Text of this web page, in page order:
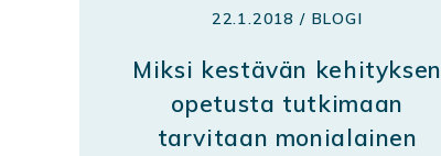
22.1.2018 / BLOGI
Miksi kestävän kehityksen
opetusta tutkimaan
tarvitaan monialainen